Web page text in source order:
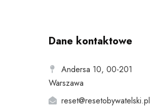
Dane kontaktowe
Andersa 10, 00-201
Warszawa
reset@resetobywatelski.pl